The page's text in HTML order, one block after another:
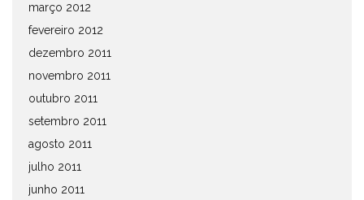
março 2012
fevereiro 2012
dezembro 2011
novembro 2011
outubro 2011
setembro 2011
agosto 2011
julho 2011
junho 2011